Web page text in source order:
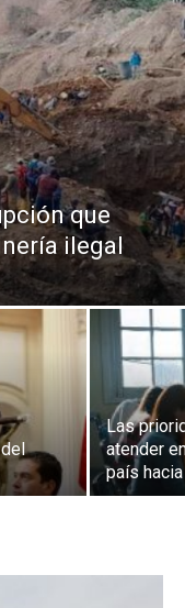
que
ilegal
Las
atender
país